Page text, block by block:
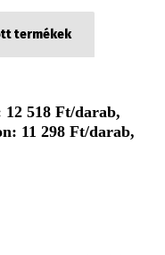
termékek
518 Ft/darab,
11 298 Ft/darab,